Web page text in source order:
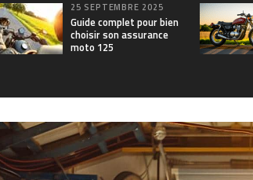
25 SEPTEMBRE 2025
Guide complet pour bien
choisir son assurance
moto 125